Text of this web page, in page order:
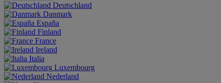
Deutschland
Danmark
España
Finland
France
Ireland
Italia
Luxembourg
Nederland